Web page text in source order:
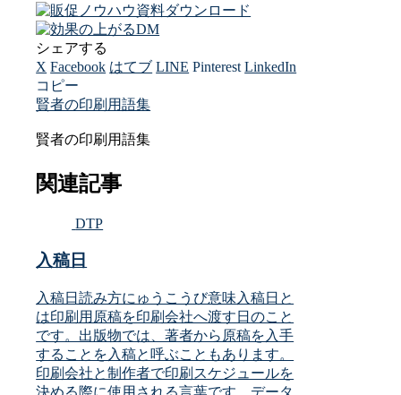
シェアする
X Facebook はてブ LINE Pinterest LinkedIn
コピー
賢者の印刷用語集
賢者の印刷用語集
関連記事
DTP
入稿日
入稿日読み方にゅうこうび意味入稿日と
は印刷用原稿を印刷会社へ渡す日のこと
です。出版物では、著者から原稿を入手
することを入稿と呼ぶこともあります。
印刷会社と制作者で印刷スケジュールを
決める際に使用される言葉です。データ